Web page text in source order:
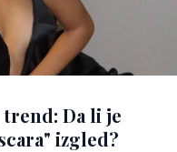
Da li je
izgled?